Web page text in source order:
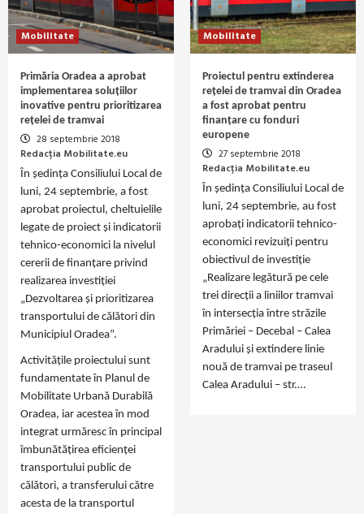
Mobilitate
Primăria Oradea a aprobat
implementarea soluțiilor
inovative pentru prioritizarea
rețelei de tramvai
28 septembrie 2018
Redacția Mobilitate.eu
În ședința Consiliului Local de
luni, 24 septembrie, a fost
aprobat proiectul, cheltuielile
legate de proiect și indicatorii
tehnico-economici la nivelul
cererii de finanțare privind
realizarea investiției
„Dezvoltarea și prioritizarea
transportului de călători din
Municipiul Oradea”.
Activitățile proiectului sunt
fundamentate în Planul de
Mobilitate Urbană Durabilă
Oradea, iar acestea în mod
integrat urmăresc în principal
îmbunătățirea eficienței
transportului public de
călători, a transferului către
acesta de la transportul
Mobilitate
Proiectul pentru extinderea
rețelei de tramvai din Oradea
a fost aprobat pentru
finanțare cu fonduri
europene
27 septembrie 2018
Redacția Mobilitate.eu
În ședința Consiliului Local de
luni, 24 septembrie, au fost
aprobați indicatorii tehnico-
economici revizuiți pentru
obiectivul de investiție
„Realizare legătură pe cele
trei direcții a liniilor tramvai
în intersecția între străzile
Primăriei – Decebal – Calea
Aradului și extindere linie
nouă de tramvai pe traseul
Calea Aradului – str.…